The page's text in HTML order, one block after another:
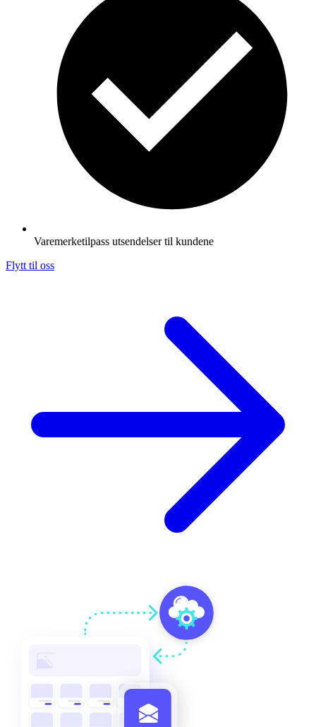
Varemerketilpass utsendelser til kundene
Flytt til oss